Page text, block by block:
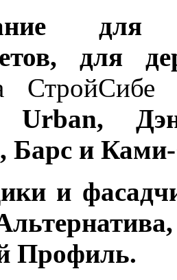
для
СтройСибе
Urban,
Барс и
и
Профиль.